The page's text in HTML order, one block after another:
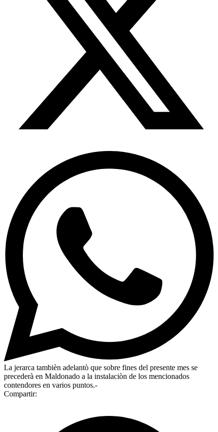
La jerarca tambièn adelantò que sobre fines del presente mes se
precederà en Maldonado a la instalaciòn de los mencionados
contendores en varios puntos.-
Compartir: